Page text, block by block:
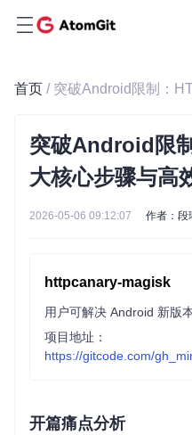
首页
突破Android限
大核心步骤与高
2026-05-06 09:12:07 作者：段
httpcanary-magisk
项目地址：
https://gitcode.com/
开篇痛点分析